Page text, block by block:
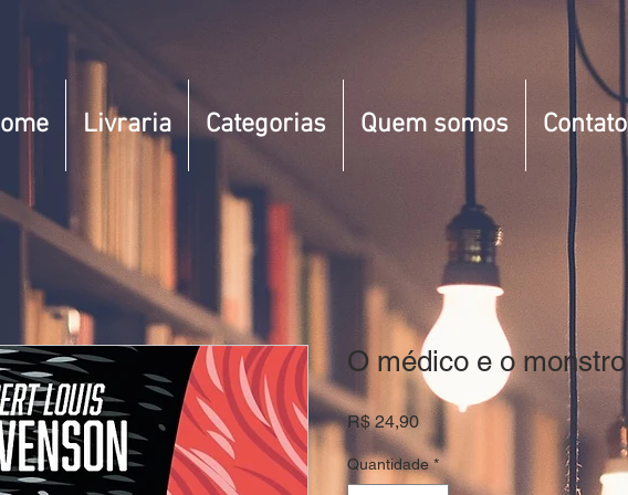
Livraria Categorias Quem somos Contato
O médico e o monstro
R$ 24,90Preço
Quantidade *